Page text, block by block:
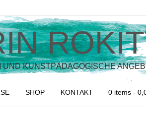
KUNSTPÄDAGOGISCHE
SHOP KONTAKT 0 items-